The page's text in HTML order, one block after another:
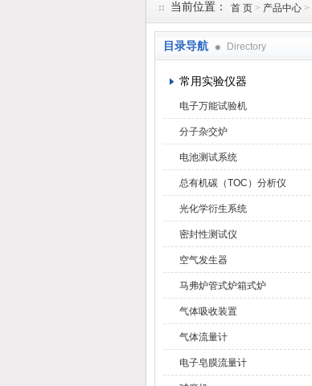
当前位置： 首 页 > 产品中心 >
目录导航 Directory
常用实验仪器
电子万能试验机
分子杂交炉
电池测试系统
总有机碳（TOC）分析仪
光化学衍生系统
密封性测试仪
空气发生器
马弗炉管式炉箱式炉
气体吸收装置
气体流量计
电子皂膜流量计